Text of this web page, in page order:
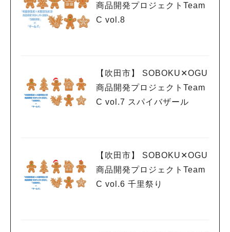
商品開発プロジェクトTeam
C vol.8
【吹田市】 SOBOKU✕OGU
商品開発プロジェクトTeam
C vol.7 スパイバザール
【吹田市】 SOBOKU✕OGU
商品開発プロジェクトTeam
C vol.6 千里祭り